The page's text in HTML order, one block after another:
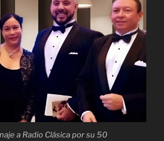
a Radio Clásica por su 50